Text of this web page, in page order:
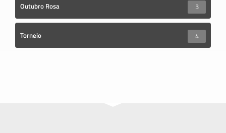
Outubro Rosa 3
Torneio 4